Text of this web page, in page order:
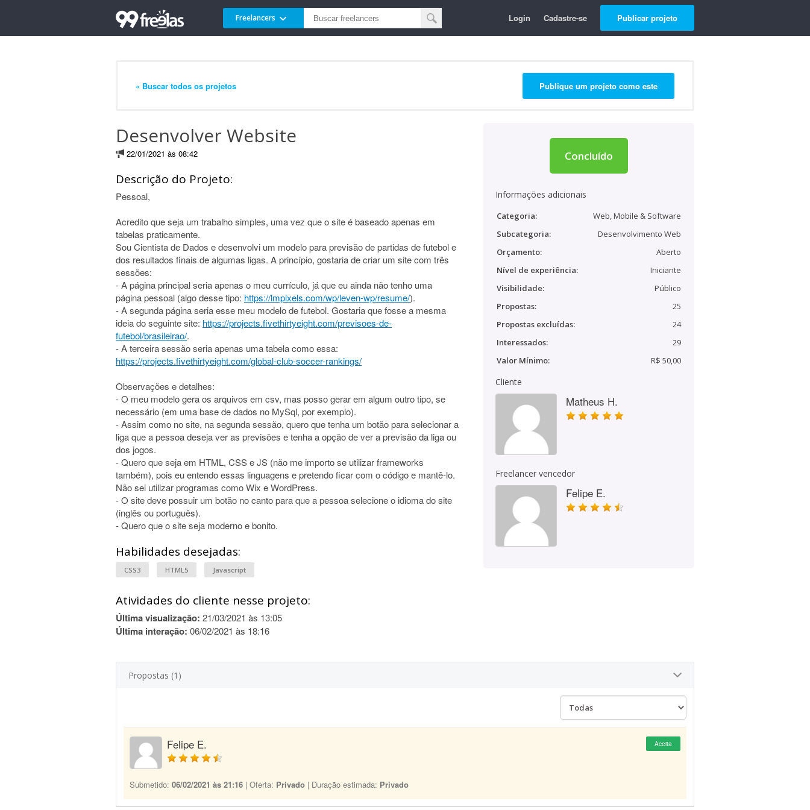
Freelancers Login Cadastre-se Publicar projeto
« Buscar todos os projetos Publique um projeto como este
Desenvolver Website
22/01/2021 às 08:42
Descrição do Projeto:
Pessoal,
Acredito que seja um trabalho simples, uma vez que o site é baseado apenas em
tabelas praticamente.
Sou Cientista de Dados e desenvolvi um modelo para previsão de partidas de futebol e
dos resultados finais de algumas ligas. A princípio, gostaria de criar um site com três
sessões:
- A página principal seria apenas o meu currículo, já que eu ainda não tenho uma
página pessoal (algo desse tipo: https://lmpixels.com/wp/leven-wp/resume/).
- A segunda página seria esse meu modelo de futebol. Gostaria que fosse a mesma
ideia do seguinte site: https://projects.fivethirtyeight.com/previsoes-de-
futebol/brasileirao/.
- A terceira sessão seria apenas uma tabela como essa:
https://projects.fivethirtyeight.com/global-club-soccer-rankings/
Observações e detalhes:
- O meu modelo gera os arquivos em csv, mas posso gerar em algum outro tipo, se
necessário (em uma base de dados no MySql, por exemplo).
- Assim como no site, na segunda sessão, quero que tenha um botão para selecionar a
liga que a pessoa deseja ver as previsões e tenha a opção de ver a previsão da liga ou
dos jogos.
- Quero que seja em HTML, CSS e JS (não me importo se utilizar frameworks
também), pois eu entendo essas linguagens e pretendo ficar com o código e mantê-lo.
Não sei utilizar programas como Wix e WordPress.
- O site deve possuir um botão no canto para que a pessoa selecione o idioma do site
(inglês ou português).
- Quero que o site seja moderno e bonito.
Habilidades desejadas:
CSS3 HTML5 Javascript
Atividades do cliente nesse projeto:
Última visualização: 21/03/2021 às 13:05
Última interação: 06/02/2021 às 18:16
Concluído
Informações adicionais
Categoria:
Web, Mobile & Software
Subcategoria:
Desenvolvimento Web
Orçamento:
Aberto
Nível de experiência:
Iniciante
Visibilidade:
Público
Propostas:
25
Propostas excluídas:
24
Interessados:
29
Valor Mínimo:
R$ 50,00
Cliente
Matheus H.
Freelancer vencedor
Felipe E.
Propostas (1)
Felipe E. Aceita
Submetido: 06/02/2021 às 21:16 | Oferta: Privado | Duração estimada: Privado